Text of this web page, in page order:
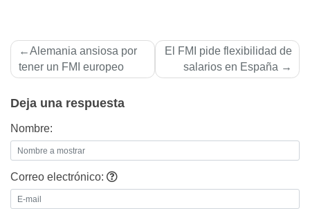
Navegación
de
Alemania ansiosa por
tener un FMI europeo
El FMI pide flexibilidad de
salarios en España
Deja una respuesta
Nombre:
Correo electrónico: